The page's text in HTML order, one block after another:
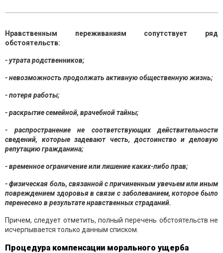
Нравственным переживаниям сопутствует ряд
обстоятельств:
- утрата родственников;
- невозможность продолжать активную общественную жизнь;
- потеря работы;
- раскрытие семейной, врачебной тайны;
- распространение не соответствующих действительности
сведений, которые задевают честь, достоинство и деловую
репутацию гражданина;
- временное ограничение или лишение каких-либо прав;
- физическая боль, связанной с причиненным увечьем или иным
повреждением здоровья в связи с заболеванием, которое было
перенесено в результате нравственных страданий.
Причем, следует отметить, полный перечень обстоятельств не
исчерпывается только данным списком.
Процедура компенсации морального ущерба